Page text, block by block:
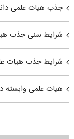
جذب هیات علمی
شرایط سنی جذب
شرایط جذب هیات
هیات علمی وابسته